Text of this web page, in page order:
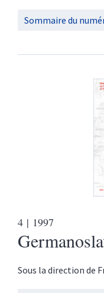
Sommaire du
4 | 1997
Sous la direction de